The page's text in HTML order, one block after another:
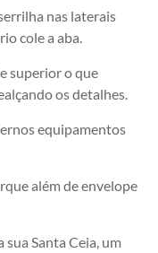
nas laterais
cole a aba.
superior o que
os detalhes.
equipamentos
além de envelope
sua Santa Ceia, um